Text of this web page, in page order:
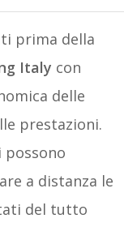
prima della
Italy con
delle
prestazioni.
a distanza le
del tutto